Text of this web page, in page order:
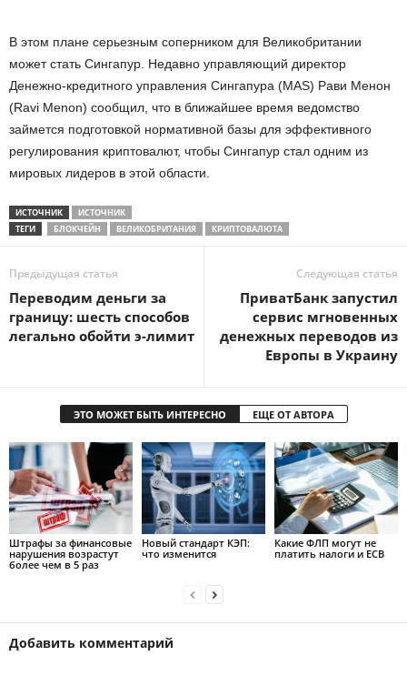
В этом плане серьезным соперником для Великобритании
может стать Сингапур. Недавно управляющий директор
Денежно-кредитного управления Сингапура (MAS) Рави Менон
(Ravi Menon) сообщил, что в ближайшее время ведомство
займется подготовкой нормативной базы для эффективного
регулирования криптовалют, чтобы Сингапур стал одним из
мировых лидеров в этой области.
ИСТОЧНИК
ИСТОЧНИК
ТЕГИ
БЛОКЧЕЙН ВЕЛИКОБРИТАНИЯ КРИПТОВАЛЮТА
Предыдущая статья
Переводим деньги за
границу: шесть способов
легально обойти э-лимит
Следующая статья
ПриватБанк запустил
сервис мгновенных
денежных переводов из
Европы в Украину
ЭТО МОЖЕТ БЫТЬ ИНТЕРЕСНО ЕЩЕ ОТ АВТОРА
Штрафы за финансовые
нарушения возрастут
более чем в 5 раз
Новый стандарт КЭП:
что изменится
Какие ФЛП могут не
платить налоги и ЕСВ
Добавить комментарий